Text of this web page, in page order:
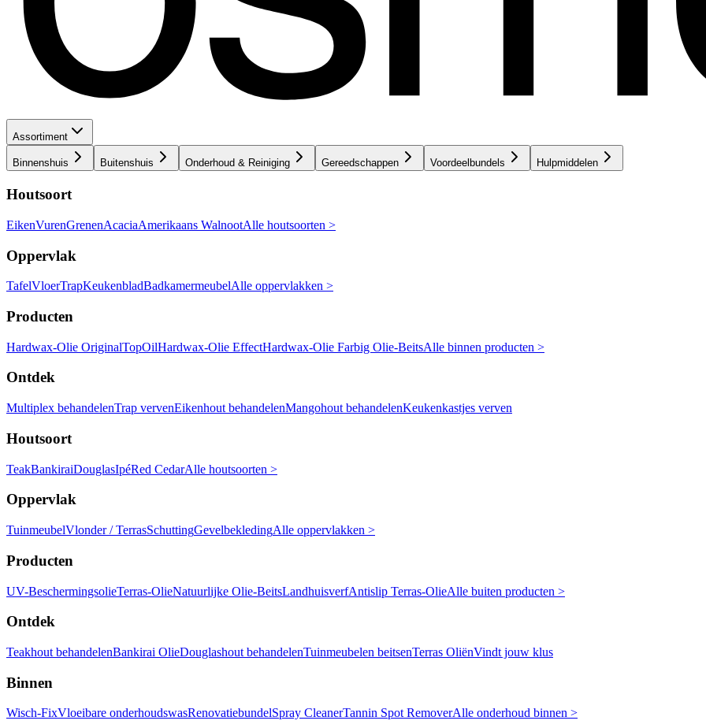
Assortiment
Binnenshuis Buitenshuis Onderhoud & Reiniging Gereedschappen Voordeelbundels Hulpmiddelen
Houtsoort
EikenVurenGrenenAcaciaAmerikaans WalnootAlle houtsoorten >
Oppervlak
TafelVloerTrapKeukenbladBadkamermeubelAlle oppervlakken >
Producten
Hardwax-Olie OriginalTopOilHardwax-Olie EffectHardwax-Olie Farbig Olie-BeitsAlle binnen producten >
Ontdek
Multiplex behandelenTrap vervenEikenhout behandelenMangohout behandelenKeukenkastjes verven
Houtsoort
TeakBankiraiDouglasIpéRed CedarAlle houtsoorten >
Oppervlak
TuinmeubelVlonder / TerrasSchuttingGevelbekledingAlle oppervlakken >
Producten
UV-BeschermingsolieTerras-OlieNatuurlijke Olie-BeitsLandhuisverfAntislip Terras-OlieAlle buiten producten >
Ontdek
Teakhout behandelenBankirai OlieDouglashout behandelenTuinmeubelen beitsenTerras OliënVindt jouw klus
Binnen
Wisch-FixVloeibare onderhoudswasRenovatiebundelSpray CleanerTannin Spot RemoverAlle onderhoud binnen >